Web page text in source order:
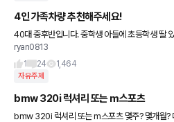
4인 가족차량 추천해주세요!
40대 중후반입니다. 중학생 아들에 초등학생 딸
이 있다보니 좀 애매하더라고요. 그리고 외제차도 좀 눈에 보이더군요ㅎㅎ 그래서 이번에
차량을 바꿀 예정입니다
ryan0813
1
24 1,464
자유주제
bmw 320i 럭셔리 또는 m스포츠